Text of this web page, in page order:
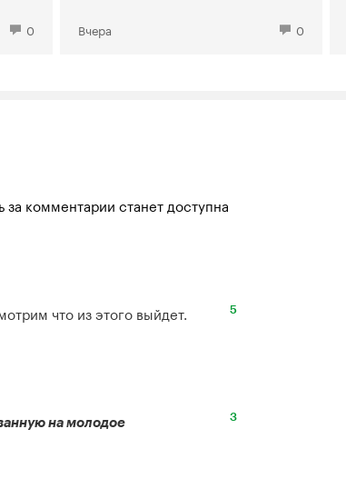
0 Вчера 0
за комментарии станет доступна
что из этого выйдет. 5
на молодое
3